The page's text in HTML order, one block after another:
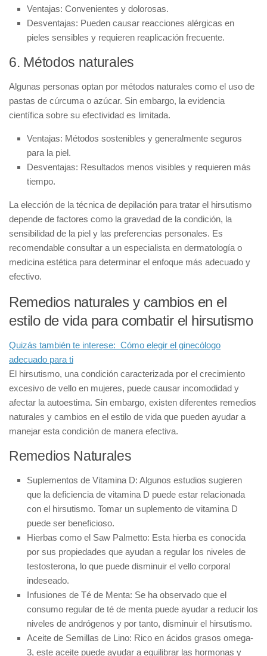
Ventajas: Convenientes y dolorosas.
Desventajas: Pueden causar reacciones alérgicas en
pieles sensibles y requieren reaplicación frecuente.
6. Métodos naturales
Algunas personas optan por métodos naturales como el uso de
pastas de cúrcuma o azúcar. Sin embargo, la evidencia
científica sobre su efectividad es limitada.
Ventajas: Métodos sostenibles y generalmente seguros
para la piel.
Desventajas: Resultados menos visibles y requieren más
tiempo.
La elección de la técnica de depilación para tratar el hirsutismo
depende de factores como la gravedad de la condición, la
sensibilidad de la piel y las preferencias personales. Es
recomendable consultar a un especialista en dermatología o
medicina estética para determinar el enfoque más adecuado y
efectivo.
Remedios naturales y cambios en el
estilo de vida para combatir el hirsutismo
Quizás también te interese: Cómo elegir el ginecólogo
adecuado para ti
El hirsutismo, una condición caracterizada por el crecimiento
excesivo de vello en mujeres, puede causar incomodidad y
afectar la autoestima. Sin embargo, existen diferentes remedios
naturales y cambios en el estilo de vida que pueden ayudar a
manejar esta condición de manera efectiva.
Remedios Naturales
Suplementos de Vitamina D: Algunos estudios sugieren
que la deficiencia de vitamina D puede estar relacionada
con el hirsutismo. Tomar un suplemento de vitamina D
puede ser beneficioso.
Hierbas como el Saw Palmetto: Esta hierba es conocida
por sus propiedades que ayudan a regular los niveles de
testosterona, lo que puede disminuir el vello corporal
indeseado.
Infusiones de Té de Menta: Se ha observado que el
consumo regular de té de menta puede ayudar a reducir los
niveles de andrógenos y por tanto, disminuir el hirsutismo.
Aceite de Semillas de Lino: Rico en ácidos grasos omega-
3, este aceite puede ayudar a equilibrar las hormonas y